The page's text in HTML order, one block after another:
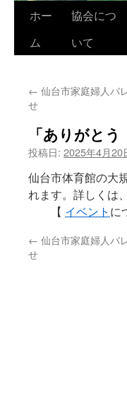
ホー
ム
協会につ
いて
← 仙台市家庭婦人バ
せ
「ありがと
投稿日: 2025年4月20
仙台市体育館の大
れます。詳しくは
【 イベント
← 仙台市家庭婦人バ
せ